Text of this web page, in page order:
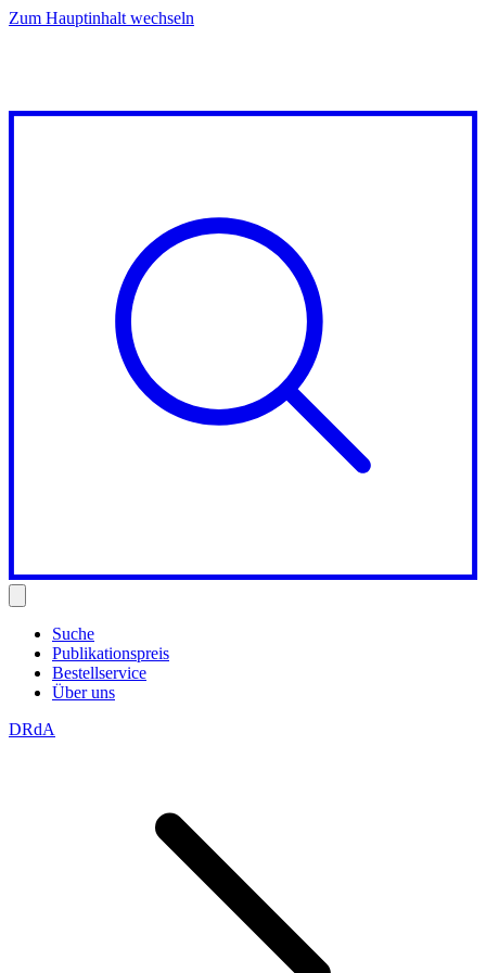
Zum Hauptinhalt wechseln
Suche
Publikationspreis
Bestellservice
Über uns
DRdA